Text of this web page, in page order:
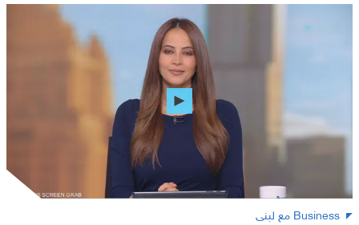
Business مع لبنى